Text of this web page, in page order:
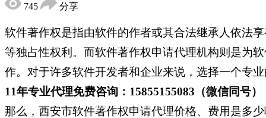
745
分享
软件著作权是指由软件的作者或其合法继承人依法
等独占性权利。而软件著作权申请代理机构则是为
作。对于许多软件开发者和企业来说，选择一个专
11年专业代理免费咨询：15855155083（微信同号）
那么，西安市软件著作权申请代理价格、费用是多